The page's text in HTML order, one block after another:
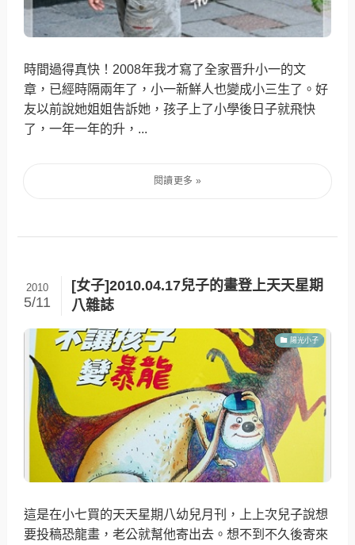
時間過得真快！2008年我才寫了全家晋升小一的文
章，已經時隔兩年了，小一新鮮人也變成小三生了。好
友以前說她姐姐告訴她，孩子上了小學後日子就飛快
了，一年一年的升，...
[女子]2010.04.17兒子的畫登上天天星期
八雜誌
2010
5/11
陽光小子
這是在小七買的天天星期八幼兒月刊，上上次兒子說想
要投稿恐龍畫，老公就幫他寄出去。想不到不久後寄來